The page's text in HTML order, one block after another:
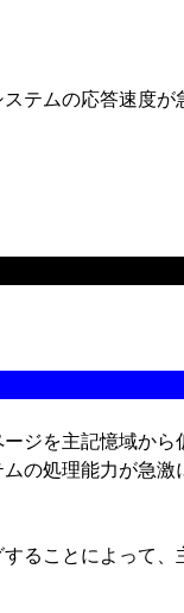
テムの応答速度が
ジを主記憶域から
の処理能力が急激
ることによって